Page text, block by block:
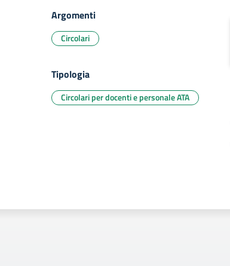
Argomenti
Circolari
Tipologia
Circolari per docenti e personale ATA